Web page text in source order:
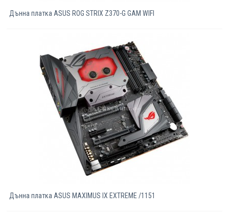
Дънна платка ASUS ROG STRIX Z370-G GAM WIFI
Дънна платка ASUS MAXIMUS IX EXTREME /1151